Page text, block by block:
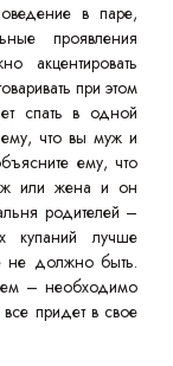
в паре,
проявления
акцентировать
при этом
спать в одной
ему, что вы муж и
ему, что
или жена и он
родителей –
купаний лучше
не должно быть.
– необходимо
придет в свое